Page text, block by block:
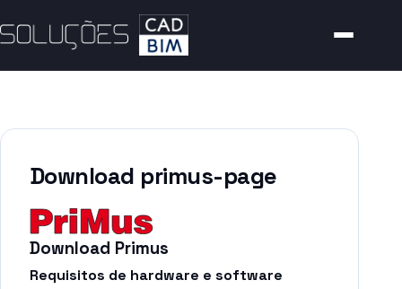
Download primus-page
Download Primus
Requisitos de hardware e software